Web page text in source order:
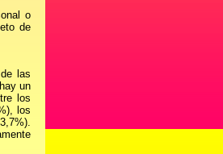
o
de
las
un
los
los